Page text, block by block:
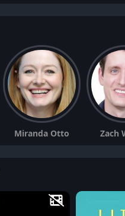
Miranda Otto Zach